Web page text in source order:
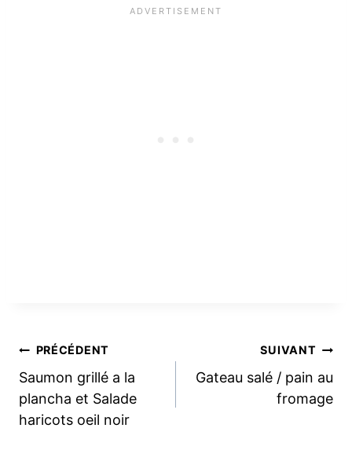
Navigation
de
l’article
PRÉCÉDENT
Saumon grillé a la
plancha et Salade
haricots oeil noir
SUIVANT
Gateau salé / pain au
fromage